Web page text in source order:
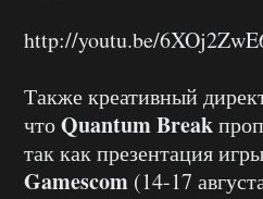
http://youtu.be/
Также креативный
чтоQuantum Break
так как презентация
Gamescom (14-17